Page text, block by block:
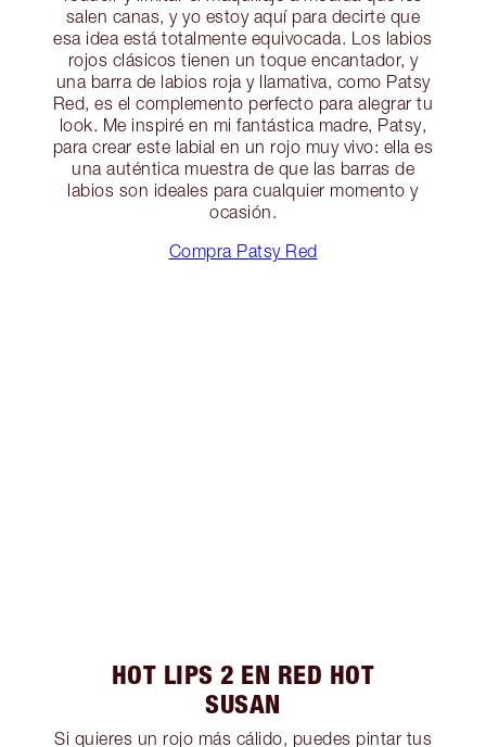
salen canas, y yo estoy aquí para decirte que
esa idea está totalmente equivocada. Los labios
rojos clásicos tienen un toque encantador, y
una barra de labios roja y llamativa, como Patsy
Red, es el complemento perfecto para alegrar tu
look. Me inspiré en mi fantástica madre, Patsy,
para crear este labial en un rojo muy vivo: ella es
una auténtica muestra de que las barras de
labios son ideales para cualquier momento y
ocasión.
Compra Patsy Red
HOT LIPS 2 EN RED HOT
SUSAN
Si quieres un rojo más cálido, puedes pintar tus